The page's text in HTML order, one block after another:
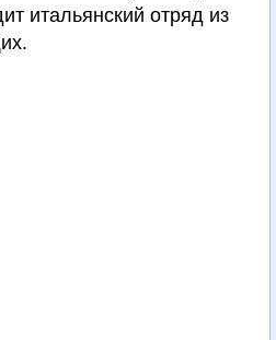
итальянский отряд из